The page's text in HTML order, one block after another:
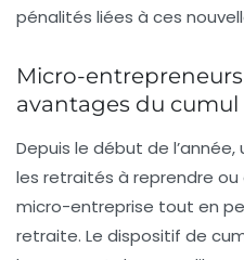
pénalités liées à ces
Micro-entrepreneurs
avantages du
Depuis le début de
les retraités à reprendre
micro-entreprise tout en
retraite. Le dispositif de